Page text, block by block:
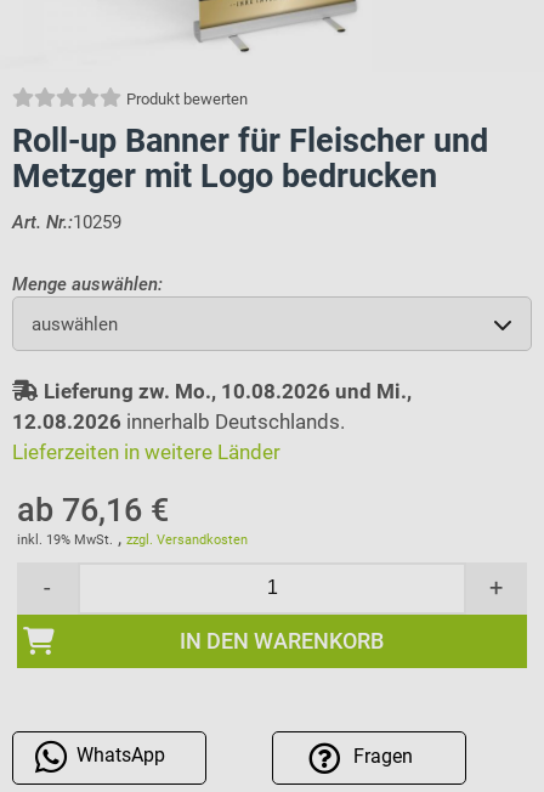
Produkt bewerten
Roll-up Banner für Fleischer und
Metzger mit Logo bedrucken
Art. Nr.:10259
Menge auswählen:
auswählen
Lieferung zw. Mo., 10.08.2026 und Mi.,
12.08.2026 innerhalb Deutschlands.
Lieferzeiten in weitere Länder
ab 76,16 €
inkl. 19% MwSt. ,zzgl. Versandkosten
- +
IN DEN WARENKORB
WhatsApp Fragen